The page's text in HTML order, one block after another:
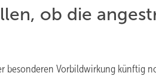
ob die
besonderen Vorbildwirkung künftig